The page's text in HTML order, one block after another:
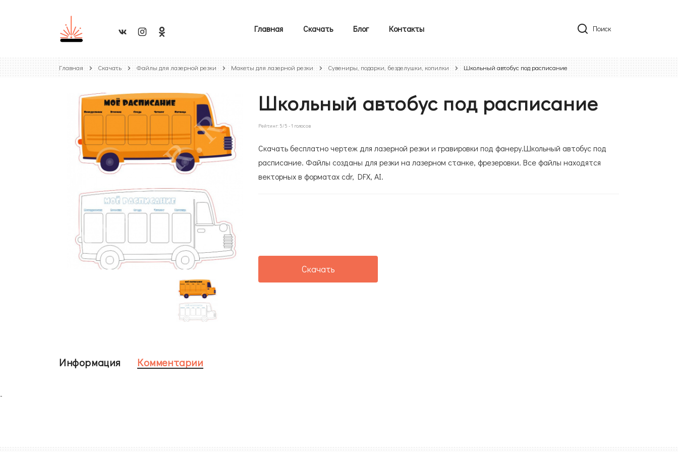
Главная Скачать Блог Контакты Поиск
Главная Скачать Файлы для лазерной резки Макеты для лазерной резки Сувениры, подарки, безделушки, копилки Школьный автобус под расписание
Школьный автобус под расписание
Рейтинг: 5/5 -1 голосов
Скачать бесплатно чертеж для лазерной резки и гравировки под фанеру.Школьный автобус под
расписание. Файлы созданы для резки на лазерном станке, фрезеровки. Все файлы находятся
векторных в форматах cdr, DFX, AI.
Скачать
Информация Комментарии
-